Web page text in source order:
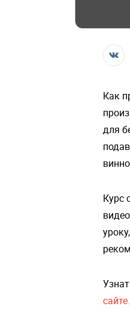
Как
для
Курс
сайте.